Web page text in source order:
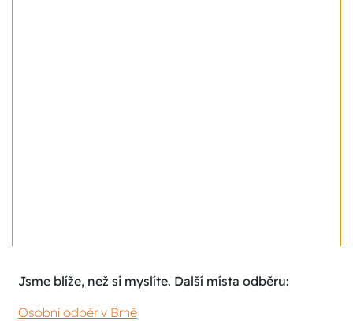
Jsme blíže, než si myslíte. Další místa odběru:
Osobní odběr v Brně